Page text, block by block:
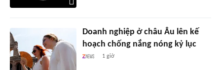
Doanh nghiệp ở châu Âu lên kế
hoạch chống nắng nóng kỷ lục
1 giờ